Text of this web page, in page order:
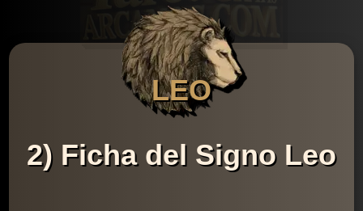
LEO
2) Ficha del Signo Leo